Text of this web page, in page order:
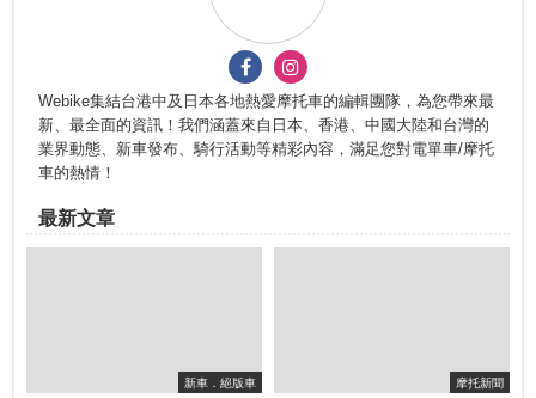
Webike集結台港中及日本各地熱愛摩托車的編輯團隊，為您帶來最
新、最全面的資訊！我們涵蓋來自日本、香港、中國大陸和台灣的
業界動態、新車發布、騎行活動等精彩內容，滿足您對電單車/摩托
車的熱情！
最新文章
新車．絕版車 摩托新聞